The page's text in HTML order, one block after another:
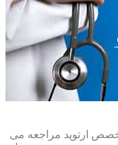
ارتوپد مراجعه می